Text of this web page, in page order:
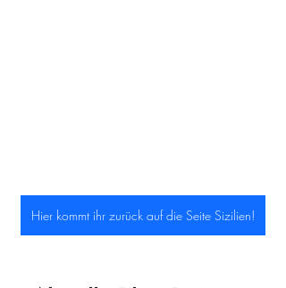
Hier kommt ihr zurück auf die Seite Sizilien!